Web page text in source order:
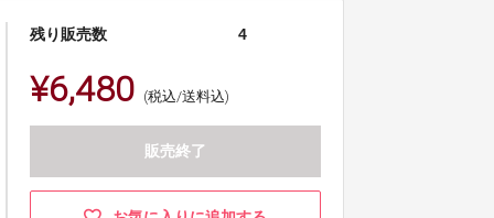
残り販売数 4
¥6,480 (税込/送料込)
販売終了